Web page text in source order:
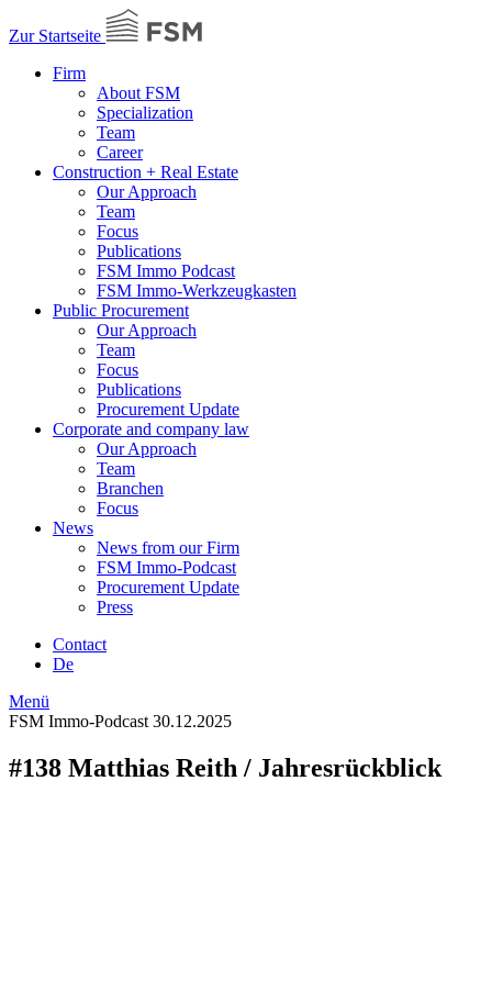
Zur Startseite
Firm
About FSM
Specialization
Team
Career
Construction + Real Estate
Our Approach
Team
Focus
Publications
FSM Immo Podcast
FSM Immo-Werkzeugkasten
Public Procurement
Our Approach
Team
Focus
Publications
Procurement Update
Corporate and company law
Our Approach
Team
Branchen
Focus
News
News from our Firm
FSM Immo-Podcast
Procurement Update
Press
Contact
De
Menü
FSM Immo-Podcast 30.12.2025
#138 Matthias Reith / Jahresrückblick